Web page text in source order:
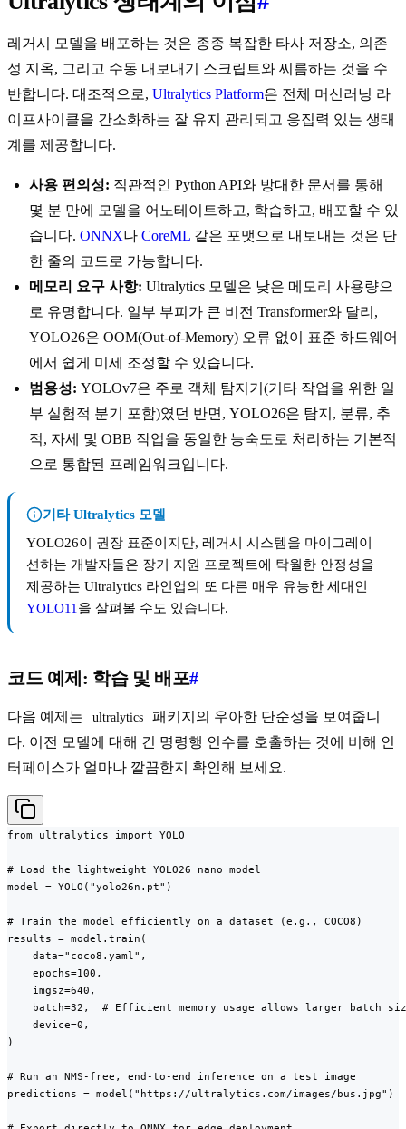
레거시 모델을 배포하는 것은 종종 복잡한 타사 저장소, 의존
성 지옥, 그리고 수동 내보내기 스크립트와 씨름하는 것을 수
반합니다. 대조적으로, Ultralytics Platform은 전체 머신러닝 라
이프사이클을 간소화하는 잘 유지 관리되고 응집력 있는 생태
계를 제공합니다.
사용 편의성: 직관적인 Python API와 방대한 문서를 통해
몇 분 만에 모델을 어노테이트하고, 학습하고, 배포할 수 있
습니다. ONNX나 CoreML 같은 포맷으로 내보내는 것은 단
한 줄의 코드로 가능합니다.
메모리 요구 사항: Ultralytics 모델은 낮은 메모리 사용량으
로 유명합니다. 일부 부피가 큰 비전 Transformer와 달리,
YOLO26은 OOM(Out-of-Memory) 오류 없이 표준 하드웨어
에서 쉽게 미세 조정할 수 있습니다.
범용성: YOLOv7은 주로 객체 탐지기(기타 작업을 위한 일
부 실험적 분기 포함)였던 반면, YOLO26은 탐지, 분류, 추
적, 자세 및 OBB 작업을 동일한 능숙도로 처리하는 기본적
으로 통합된 프레임워크입니다.
기타 Ultralytics 모델
YOLO26이 권장 표준이지만, 레거시 시스템을 마이그레이
션하는 개발자들은 장기 지원 프로젝트에 탁월한 안정성을
제공하는 Ultralytics 라인업의 또 다른 매우 유능한 세대인
YOLO11 을 살펴볼 수도 있습니다.
코드 예제: 학습 및 배포#
다음 예제는 ultralytics
패키지의 우아한 단순성을 보여줍니
다. 이전 모델에 대해 긴 명령행 인수를 호출하는 것에 비해 인
터페이스가 얼마나 깔끔한지 확인해 보세요.
from ultralytics import YOLO
# Load the lightweight YOLO26 nano model
model = YOLO("yolo26n.pt")
# Train the model efficiently on a dataset (e.g., COCO8)
results = model.train(
    data="coco8.yaml",
    epochs=100,
    imgsz=640,
batch=32,  # Efficient memory usage allows larger batch
    device=0,
)
# Run an NMS-free, end-to-end inference on a test image
predictions = model("https://ultralytics.com/images/bus.jpg")